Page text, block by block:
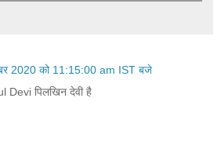
2020 को 11:15:00 am IST बजे
Devi पिलखिन देवी‌ है